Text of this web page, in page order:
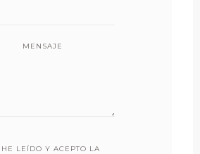
MENSAJE
HE LEÍDO Y ACEPTO LA